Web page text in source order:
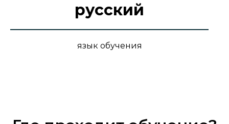
русский
язык обучения